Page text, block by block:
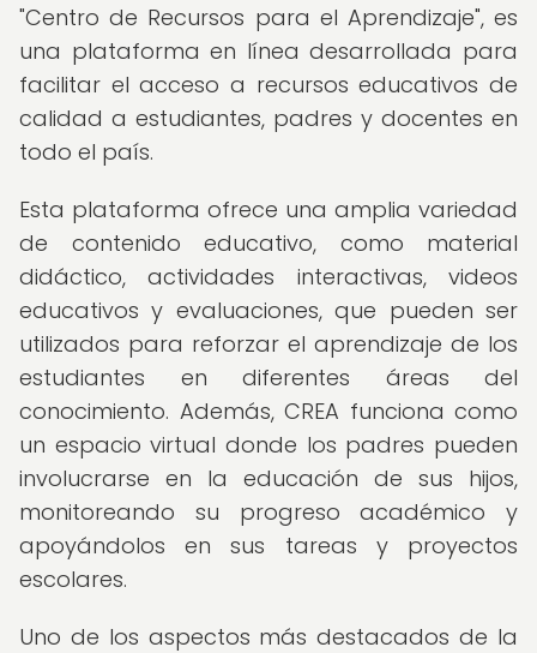
"Centro de Recursos para el Aprendizaje", es
una plataforma en línea desarrollada para
facilitar el acceso a recursos educativos de
calidad a estudiantes, padres y docentes en
todo el país.
Esta plataforma ofrece una amplia variedad
de contenido educativo, como material
didáctico, actividades interactivas, videos
educativos y evaluaciones, que pueden ser
utilizados para reforzar el aprendizaje de los
estudiantes en diferentes áreas del
conocimiento. Además, CREA funciona como
un espacio virtual donde los padres pueden
involucrarse en la educación de sus hijos,
monitoreando su progreso académico y
apoyándolos en sus tareas y proyectos
escolares.
Uno de los aspectos más destacados de la